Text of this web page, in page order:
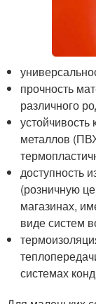
прочность
различного
металлов
доступность
(розничную
магазинах,
виде систем
системах